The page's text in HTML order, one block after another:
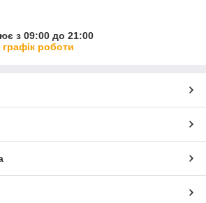
з 09:00 до 21:00
роботи